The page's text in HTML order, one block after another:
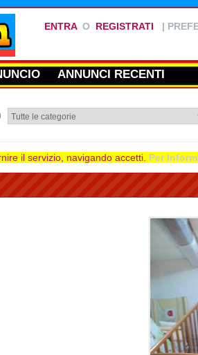
ENTRAO REGISTRATI |
ANNUNCI RECENTI
il servizio, navigando accetti. Per